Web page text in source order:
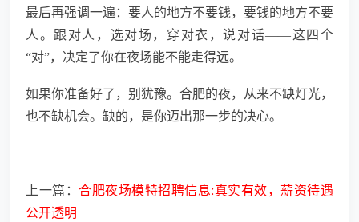
最后再强调一遍：要人的地方不要钱，要钱的地方不要
人。跟对人，选对场，穿对衣，说对话——这四个
“对”，决定了你在夜场能不能走得远。
如果你准备好了，别犹豫。合肥的夜，从来不缺灯光，
也不缺机会。缺的，是你迈出那一步的决心。
上一篇：合肥夜场模特招聘信息:真实有效，薪资待遇
公开透明